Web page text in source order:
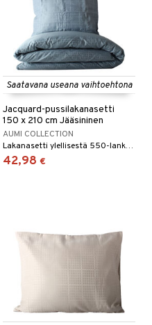
Saatavana useana vaihtoehtona
Jacquard-pussilakanasetti
150 x 210 cm Jääsininen
AUMI COLLECTION
Lakanasetti ylellisestä 550-lankaisesta Micro Cotton -materiaalista.
42,98 €